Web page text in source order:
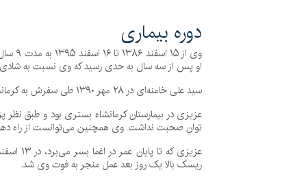
دوره بیماری
وی
او پس از سه سال به حدی رسید که وی نسبت به
سید علی خامنه‌ای در ۲۸ مهر ۱۳۹۰ طی سفرش به کرمانشاه از احمد عزیزی در بیمارستان دیدار کرد
توانِ صحبت نداشت. وی همچنین می‌توانست از راه
ریسک بالا یک روز بعد عمل منجر به فوت وی شد.